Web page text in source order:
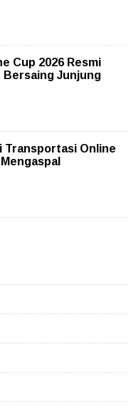
Cup 2026 Resmi
Bersaing Junjung
Transportasi Online